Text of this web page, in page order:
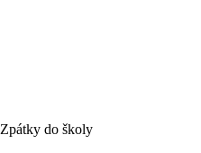
Zpátky do školy